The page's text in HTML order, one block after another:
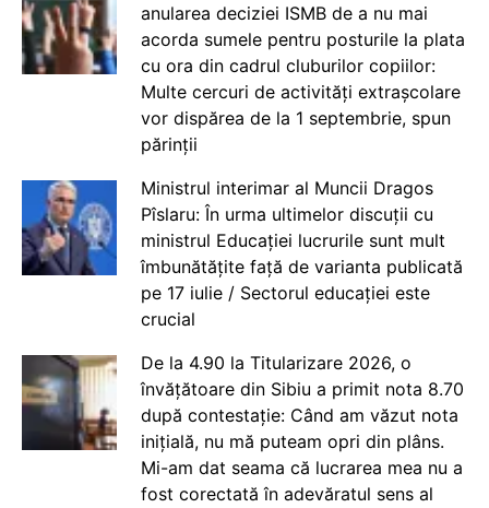
anularea deciziei ISMB de a nu mai
acorda sumele pentru posturile la plata
cu ora din cadrul cluburilor copiilor:
Multe cercuri de activități extrașcolare
vor dispărea de la 1 septembrie, spun
părinții
Ministrul interimar al Muncii Dragos
Pîslaru: În urma ultimelor discuții cu
ministrul Educației lucrurile sunt mult
îmbunătățite față de varianta publicată
pe 17 iulie / Sectorul educației este
crucial
De la 4.90 la Titularizare 2026, o
învățătoare din Sibiu a primit nota 8.70
după contestație: Când am văzut nota
inițială, nu mă puteam opri din plâns.
Mi-am dat seama că lucrarea mea nu a
fost corectată în adevăratul sens al